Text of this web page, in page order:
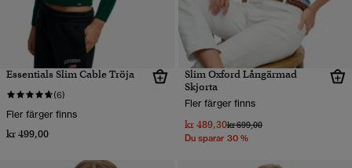
Essentials Slim Cable Tröja
(6)
Fler färger finns
kr 499,00
Slim Oxford Långärmad
Skjorta
Fler färger finns
kr 489,30Pris reducerat från
kr 699,00till
Du sparar 30 %